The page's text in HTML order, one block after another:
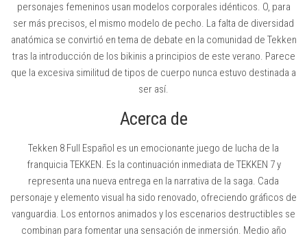
personajes femeninos usan modelos corporales idénticos. O, para
ser más precisos, el mismo modelo de pecho. La falta de diversidad
anatómica se convirtió en tema de debate en la comunidad de Tekken
tras la introducción de los bikinis a principios de este verano. Parece
que la excesiva similitud de tipos de cuerpo nunca estuvo destinada a
ser así.
Acerca de
Tekken 8 Full Español es un emocionante juego de lucha de la
franquicia TEKKEN. Es la continuación inmediata de TEKKEN 7 y
representa una nueva entrega en la narrativa de la saga. Cada
personaje y elemento visual ha sido renovado, ofreciendo gráficos de
vanguardia. Los entornos animados y los escenarios destructibles se
combinan para fomentar una sensación de inmersión. Medio año